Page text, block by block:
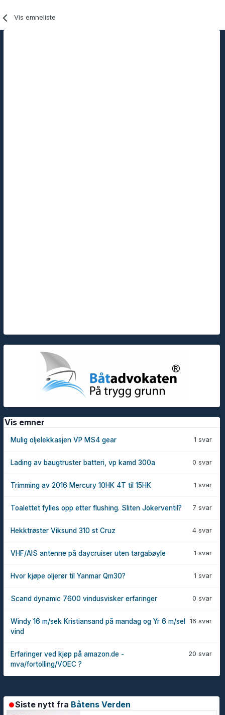
Vis emneliste
Vis emner
1 svar
Mulig oljelekkasjen VP MS4 gear
0 svar
Lading av baugtruster batteri, vp kamd 300a
1 svar
Trimming av 2016 Mercury 10HK 4T til 15HK
7 svar
Toalettet fylles opp etter flushing. Sliten Jokerventil?
4 svar
Hekktrøster Viksund 310 st Cruz
1 svar
VHF/AIS antenne på daycruiser uten targabøyle
1 svar
Hvor kjøpe oljerør til Yanmar Qm30?
0 svar
Scand dynamic 7600 vindusvisker erfaringer
16 svar
Windy 16 m/sek Kristiansand på mandag og Yr 6 m/sel
vind
20 svar
Erfaringer ved kjøp på amazon.de -
mva/fortolling/VOEC ?
Siste nytt fra Båtens Verden